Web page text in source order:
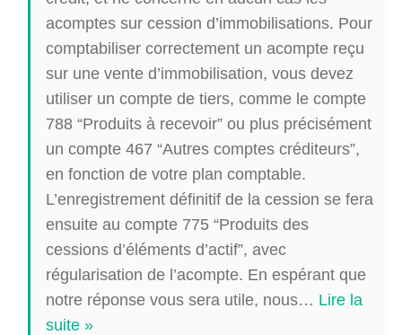
acomptes sur cession d’immobilisations. Pour
comptabiliser correctement un acompte reçu
sur une vente d’immobilisation, vous devez
utiliser un compte de tiers, comme le compte
788 “Produits à recevoir” ou plus précisément
un compte 467 “Autres comptes créditeurs”,
en fonction de votre plan comptable.
L’enregistrement définitif de la cession se fera
ensuite au compte 775 “Produits des
cessions d’éléments d’actif”, avec
régularisation de l’acompte. En espérant que
notre réponse vous sera utile, nous… Lire la
suite »